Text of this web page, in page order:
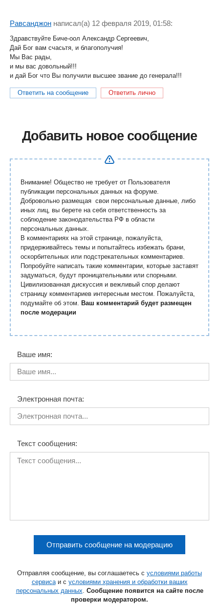
Равсанджон написал(a) 12 февраля 2019, 01:58:
Здравствуйте Биче-оол Александр Сергеевич,
Дай Бог вам счасьтя, и благополучия!
Мы Вас рады,
и мы вас довольный!!!
и дай Бог что Вы получили высшее звание до генерала!!!
Ответить на сообщение Ответить лично
Добавить новое сообщение
Внимание! Общество не требует от Пользователя
публикации персональных данных на форуме.
Добровольно размещая свои персональные данные, либо
иных лиц, вы берете на себя ответственность за
соблюдение законодательства РФ в области
персональных данных.
В комментариях на этой странице, пожалуйста,
придерживайтесь темы и попытайтесь избежать брани,
оскорбительных или подстрекательных комментариев.
Попробуйте написать такие комментарии, которые заставят
задуматься, будут проницательными или спорными.
Цивилизованная дискуссия и вежливый спор делают
страницу комментариев интересным местом. Пожалуйста,
подумайте об этом. Ваш комментарий будет размещен
после модерации
Ваше имя:
Электронная почта:
Текст сообщения:
Отправить сообщение на модерацию
Отправляя сообщение, вы соглашаетесь с условиями работы
сервисаи с условиями хранения и обработки ваших
персональных данных. Сообщение появится на сайте после
проверки модератором.